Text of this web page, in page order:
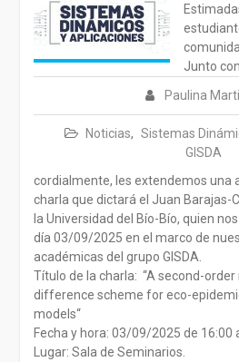
Paulina
Noticias, Sistemas
GISDA
Junto
cordialmente, les extendemos una
charla que dictará el Juan Barajas-
la Universidad del Bío-Bío, quien
día 03/09/2025 en el marco de
académicas del grupo GISDA.
Título de la charla: “A second-
difference scheme for eco-
models“
Fecha y hora: 03/09/2025 de 16:00
Lugar: Sala de Seminarios.